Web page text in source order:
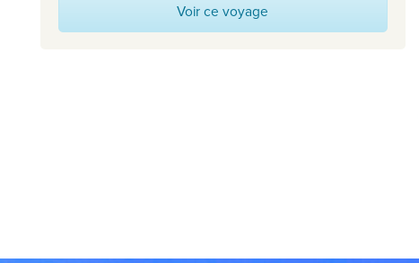
Voir ce voyage